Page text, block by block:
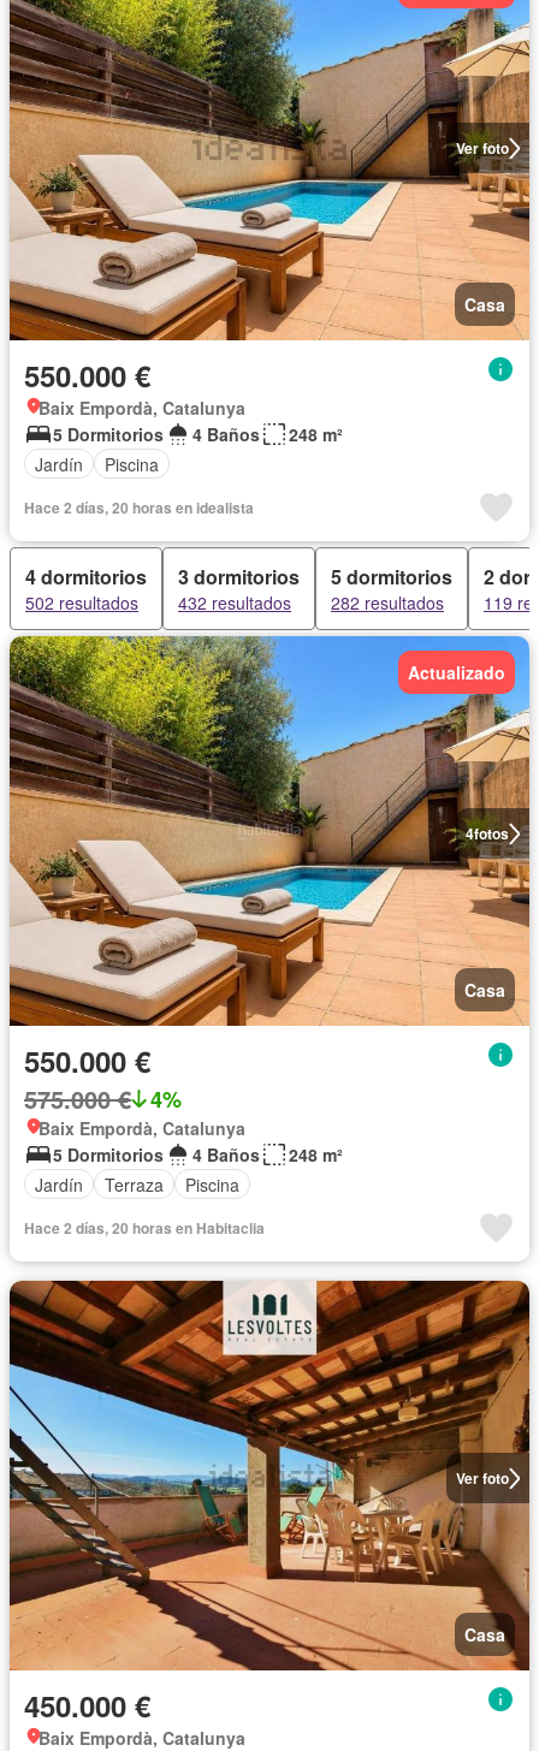
Ver foto
Casa
550.000 €
Baix Empordà, Catalunya
5 Dormitorios
4 Baños
248 m²
Jardín
Piscina
Hace 2 días, 20 horas en idealista
4 dormitorios
502 resultados
3 dormitorios
432 resultados
5 dormitorios
282 resultados
2
119
4fotos
Actualizado
Casa
550.000 €
575.000 € 4%
Baix Empordà, Catalunya
5 Dormitorios
4 Baños
248 m²
Jardín
Terraza Piscina
Hace 2 días, 20 horas en Habitaclia
Ver foto
Casa
450.000 €
Baix Empordà, Catalunya